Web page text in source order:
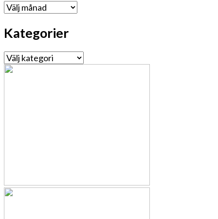
Arkiv
Kategorier
Kategorier